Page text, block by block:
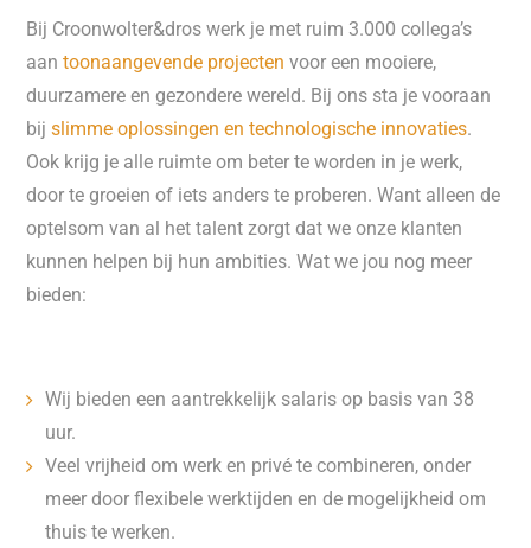
Bij Croonwolter&dros werk je met ruim 3.000 collega’s
aantoonaangevende projecten voor een mooiere,
duurzamere en gezondere wereld. Bij ons sta je vooraan
bijslimme oplossingen en technologische innovaties.
Ook krijg je alle ruimte om beter te worden in je werk,
door te groeien of iets anders te proberen. Want alleen de
optelsom van al het talent zorgt dat we onze klanten
kunnen helpen bij hun ambities. Wat we jou nog meer
bieden:
Wij bieden een aantrekkelijk salaris op basis van 38
uur.
Veel vrijheid om werk en privé te combineren, onder
meer door flexibele werktijden en de mogelijkheid om
thuis te werken.